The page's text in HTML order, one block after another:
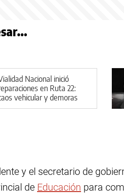
Nacional inició
en Ruta 22:
vehicular y demoras
el regreso a casa
y el secretario de
de Educación para